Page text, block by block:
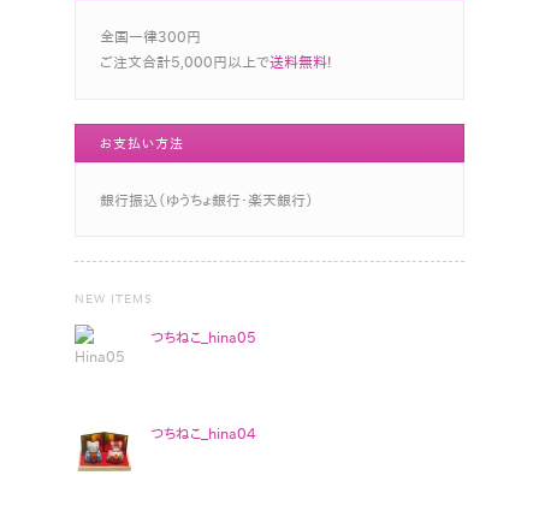
全国一律300円
ご注文合計5,000円以上で送料無料!
お支払い方法
銀行振込（ゆうちょ銀行・楽天銀行）
NEW ITEMS
つちねこ_hina05
つちねこ_hina04